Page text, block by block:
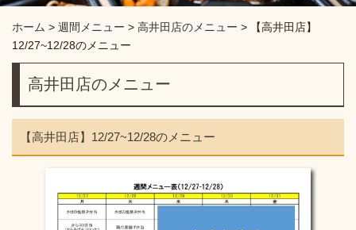
ホーム > 週間メニュー > 高井田店のメニュー >
【高井田店】
12/27~12/28のメニュー
高井田店のメニュー
【高井田店】12/27~12/28のメニュー